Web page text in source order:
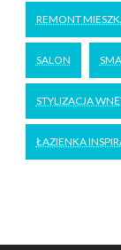
REMONT
SALON
STYLIZACJA
ŁAZIENKA